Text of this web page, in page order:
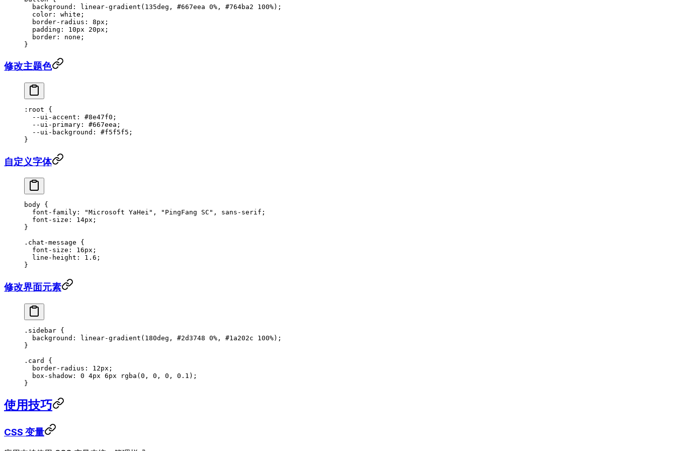
  background
: linear-gradient ( 135deg , #667eea 0% , #764ba2 100%);
  color
: white ;
  border-radius
: 8px ;
  padding
: 10px 20px ;
  border
: none ;
}
修改主题色
:root {
  --ui-accent
: #8e47f0 ;
  --ui-primary
: #667eea ;
  --ui-background
: #f5f5f5 ;
}
自定义字体
body {
  font-family
: "Microsoft YaHei" , "PingFang SC" , sans-serif ;
  font-size
: 14px ;
}
.chat-message {
  font-size
: 16px ;
  line-height
: 1.6 ;
}
修改界面元素
.sidebar {
  background
: linear-gradient ( 180deg , #2d3748 0% , #1a202c 100%);
}
.card
{
  border-radius
: 12px ;
  box-shadow
: 0 4px 6px rgba ( 0 , 0 , 0 , 0.1 );
}
使用技巧
CSS 变量